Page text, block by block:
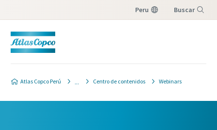
Peru Buscar
Atlas Copco Perú Centro de contenidos Webinars